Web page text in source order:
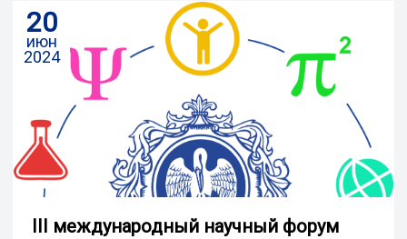
20
июн
2024
III международный научный форум